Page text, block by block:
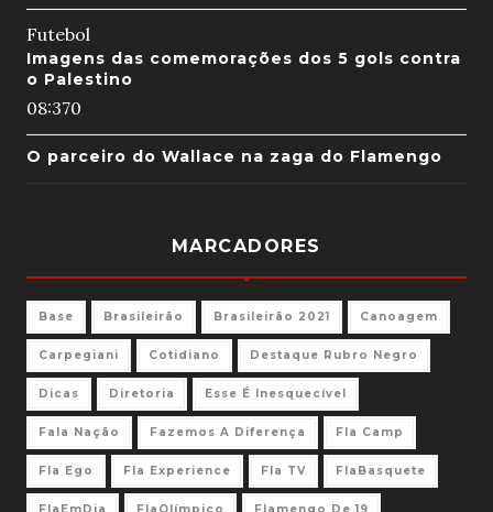
Futebol
Imagens das comemorações dos 5 gols contra
o Palestino
08:370
O parceiro do Wallace na zaga do Flamengo
MARCADORES
Base Brasileirão Brasileirão 2021 Canoagem
Carpegiani Cotidiano Destaque Rubro Negro
Dicas Diretoria Esse É Inesquecível
Fala Nação Fazemos A Diferença Fla Camp
Fla Ego Fla Experience Fla TV FlaBasquete